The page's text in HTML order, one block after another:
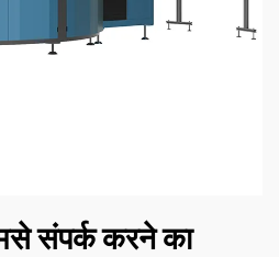
संपर्क करने का